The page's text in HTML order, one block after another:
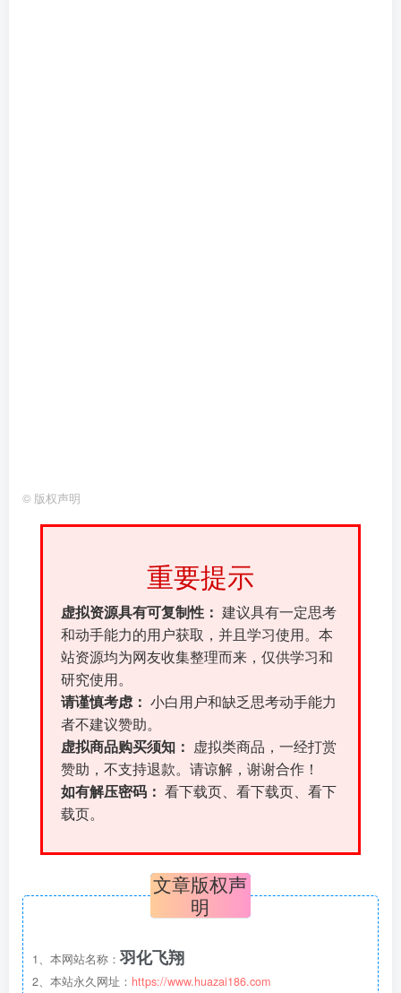
© 版权声明
重要提示
虚拟资源具有可复制性： 建议具有一定思考
和动手能力的用户获取，并且学习使用。本
站资源均为网友收集整理而来，仅供学习和
研究使用。
请谨慎考虑： 小白用户和缺乏思考动手能力
者不建议赞助。
虚拟商品购买须知：
虚拟类商品，一经打赏
赞助，不支持退款。请谅解，谢谢合作！
如有解压密码： 看下载页、看下载页、看下
载页。
文章版权声
明
1、本网站名称： 羽化飞翔
2、本站永久网址： https://www.huazai186.com